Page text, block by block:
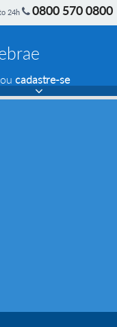
24h 0800 570 0800
cadastre-se